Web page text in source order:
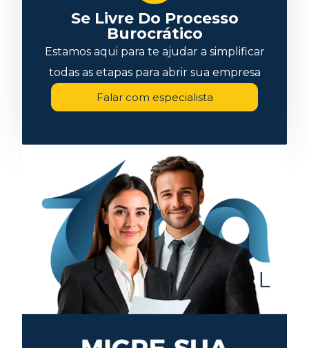
Se Livre Do Processo
Burocrático
Estamos aqui para te ajudar a simplificar
todas as etapas para abrir sua empresa
Falar com especialista